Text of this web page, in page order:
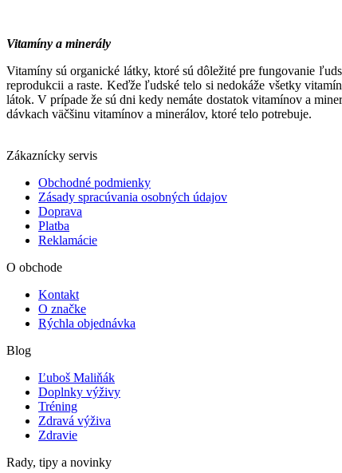
Vitamíny a minerály
Vitamíny sú organické látky, ktoré sú dôležité pre fungovanie
reprodukcii a raste. Keďže ľudské telo si nedokáže všetky
látok. V prípade že sú dni kedy nemáte dostatok vitamínov a
dávkach väčšinu vitamínov a minerálov, ktoré telo potrebuje.
Zákaznícky servis
Obchodné podmienky
Zásady spracúvania osobných údajov
Doprava
Platba
Reklamácie
O obchode
Kontakt
O značke
Rýchla objednávka
Blog
Ľuboš Maliňák
Doplnky výživy
Tréning
Zdravá výživa
Zdravie
Rady, tipy a novinky